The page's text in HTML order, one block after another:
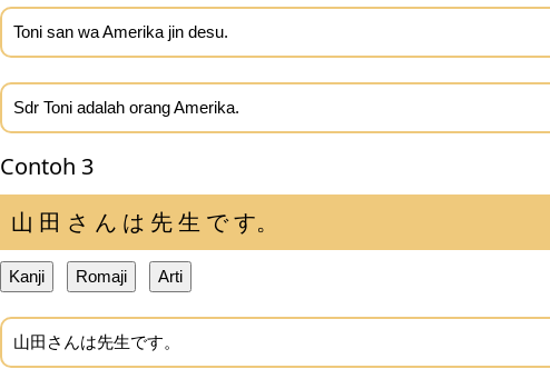
Toni san wa Amerika jin desu.
Sdr Toni adalah orang Amerika.
Contoh 3
山 田 さ ん は 先 生 で す。
Kanji Romaji Arti
山田さんは先生です。